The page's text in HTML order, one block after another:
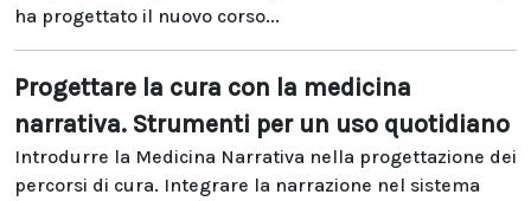
ha progettato il nuovo corso...
Progettare la cura con la medicina
narrativa. Strumenti per un uso quotidiano
Introdurre la Medicina Narrativa nella progettazione dei
percorsi di cura. Integrare la narrazione nel sistema